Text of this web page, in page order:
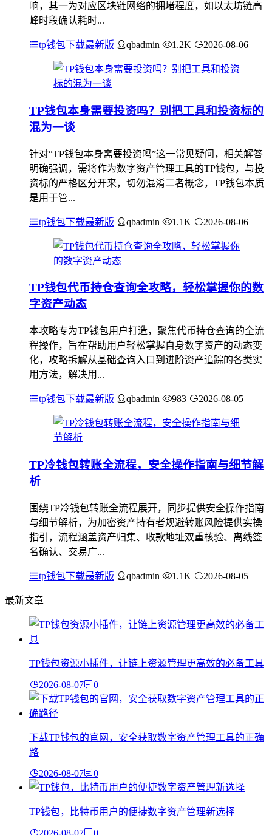
响，其一为对应区块链网络的拥堵程度，如以太坊链高
峰时段确认耗时...
tp钱包下载最新版 qbadmin 1.2K 2026-08-06
TP钱包本身需要投资吗？别把工具和投资标的
混为一谈
针对“TP钱包本身需要投资吗”这一常见疑问，相关解答
明确强调，需将作为数字资产管理工具的TP钱包，与投
资标的严格区分开来，切勿混淆二者概念，TP钱包本质
是用于管...
tp钱包下载最新版 qbadmin 1.1K 2026-08-06
TP钱包代币持仓查询全攻略，轻松掌握你的数
字资产动态
本攻略专为TP钱包用户打造，聚焦代币持仓查询的全流
程操作，旨在帮助用户轻松掌握自身数字资产的动态变
化，攻略拆解从基础查询入口到进阶资产追踪的各类实
用方法，解决用...
tp钱包下载最新版 qbadmin 983 2026-08-05
TP冷钱包转账全流程，安全操作指南与细节解
析
围绕TP冷钱包转账全流程展开，同步提供安全操作指南
与细节解析，为加密资产持有者规避转账风险提供实操
指引，流程涵盖资产归集、收款地址双重核验、离线签
名确认、交易广...
tp钱包下载最新版 qbadmin 1.1K 2026-08-05
最新文章
TP钱包资源小插件，让链上资源管理更高效的必备工具
2026-08-07 0
下载TP钱包的官网，安全获取数字资产管理工具的正确
路
2026-08-07 0
TP钱包，比特币用户的便捷数字资产管理新选择
2026-08-07 0